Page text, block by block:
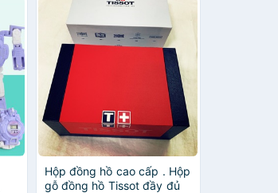
Hộp đồng hồ cao cấp . Hộp
gỗ đồng hồ Tissot đầy đủ